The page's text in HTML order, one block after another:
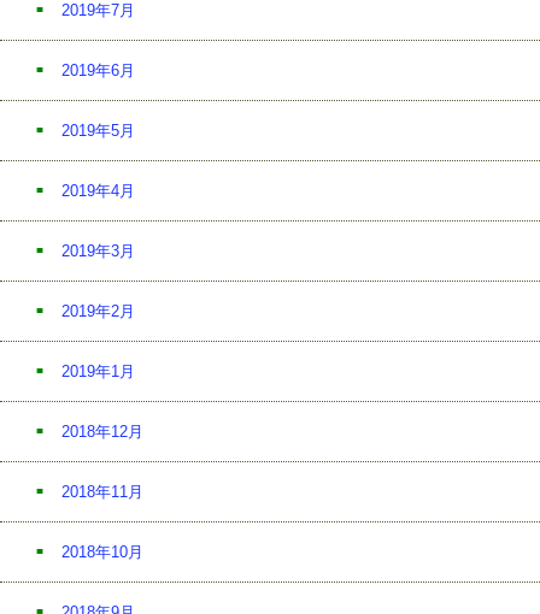
2019年7月
2019年6月
2019年5月
2019年4月
2019年3月
2019年2月
2019年1月
2018年12月
2018年11月
2018年10月